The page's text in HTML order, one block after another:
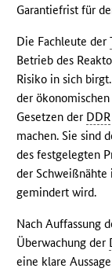
Garantiefrist für
Die Fachleute der
Betrieb des
Risiko in sich
der
Gesetzen der DDR
machen. Sie sind
des festgelegten
der
gemindert wird.
Nach Auffassung
Überwachung der
eine klare